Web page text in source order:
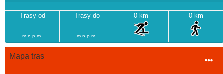
Trasy od
m n.p.m.
Trasy do
m n.p.m.
0 km 0 km
Mapa tras